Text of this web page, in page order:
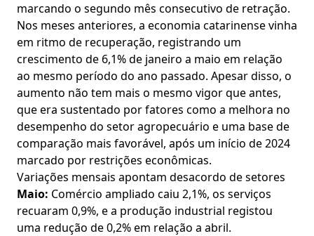
marcando o segundo mês consecutivo de retração.
Nos meses anteriores, a economia catarinense vinha
em ritmo de recuperação, registrando um
crescimento de 6,1% de janeiro a maio em relação
ao mesmo período do ano passado. Apesar disso, o
aumento não tem mais o mesmo vigor que antes,
que era sustentado por fatores como a melhora no
desempenho do setor agropecuário e uma base de
comparação mais favorável, após um início de 2024
marcado por restrições econômicas.
Variações mensais apontam desacordo de setores
Maio: Comércio ampliado caiu 2,1%, os serviços
recuaram 0,9%, e a produção industrial registou
uma redução de 0,2% em relação a abril.